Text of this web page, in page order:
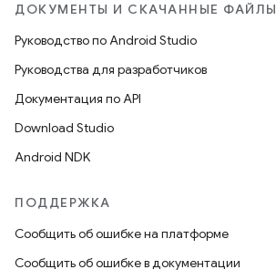
ДОКУМЕНТЫ И СКАЧАННЫЕ ФАЙЛЫ
Руководство по Android Studio
Руководства для разработчиков
Документация по API
Download Studio
Android NDK
ПОДДЕРЖКА
Сообщить об ошибке на платформе
Сообщить об ошибке в документации